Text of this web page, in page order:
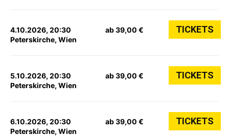
4.10.2026, 20:30
Peterskirche, Wien
ab 39,00 € TICKETS
5.10.2026, 20:30
Peterskirche, Wien
ab 39,00 € TICKETS
6.10.2026, 20:30
Peterskirche, Wien
ab 39,00 € TICKETS